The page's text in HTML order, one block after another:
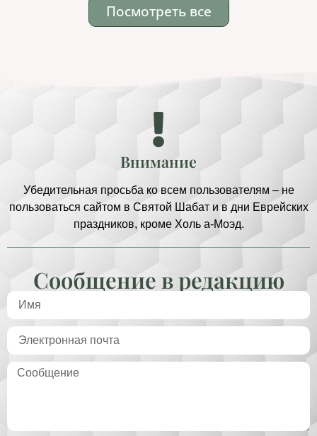
Посмотреть все
Внимание
Убедительная просьба ко всем пользователям – не
пользоваться сайтом в Святой Шабат и в дни Еврейских
праздников, кроме Холь а-Моэд.
Сообщение в редакцию